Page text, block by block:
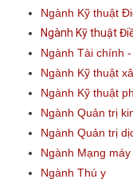
Ngành Kỹ thuật
Ngành Kỹ thuật
Ngành Tài chính
Ngành Kỹ thuật
Ngành Kỹ thuật
Ngành Quản trị
Ngành Quản trị
Ngành Mạng
Ngành Thú y